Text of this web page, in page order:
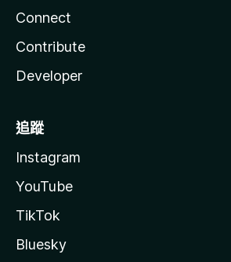
Connect
Contribute
Developer
追蹤
Instagram
YouTube
TikTok
Bluesky